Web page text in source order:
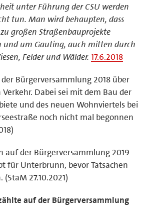
unter Führung der CSU werden
tun. Man wird behaupten, dass
großen Straßenbauprojekte
und um Gauting, auch mitten durch
Felder und Wälder. 17.6.2018
Bürgerversammlung 2018 über
Dabei sei mit dem Bau der
und des neuen Wohnviertels bei
noch nicht mal begonnen
auf der Bürgerversammlung 2019
für Unterbrunn, bevor Tatsachen
27.10.2021)
auf der Bürgerversammlung